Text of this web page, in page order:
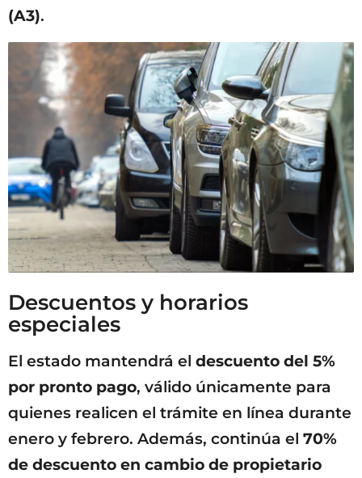
(A3).
Descuentos y horarios
especiales
El estado mantendrá el descuento del 5%
por pronto pago, válido únicamente para
quienes realicen el trámite en línea durante
enero y febrero. Además, continúa el 70%
de descuento en cambio de propietario